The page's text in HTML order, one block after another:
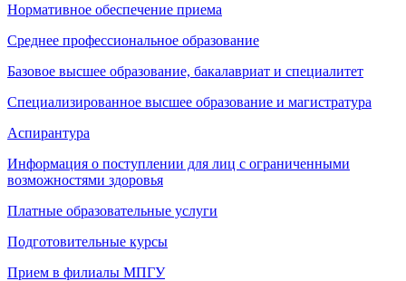
Нормативное обеспечение приема
Среднее профессиональное образование
Базовое высшее образование, бакалавриат и специалитет
Специализированное высшее образование и магистратура
Аспирантура
Информация о поступлении для лиц с ограниченными
возможностями здоровья
Платные образовательные услуги
Подготовительные курсы
Прием в филиалы МПГУ